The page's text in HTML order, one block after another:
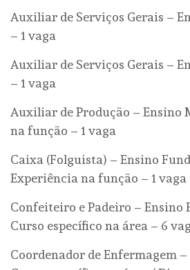
Auxiliar de Serviços Gerais –
– 1 vaga
Auxiliar de Serviços Gerais –
– 1 vaga
Auxiliar de Produção – Ensino
na função – 1 vaga
Caixa (Folguista) – Ensino
Experiência na função – 1 vaga
Confeiteiro e Padeiro – Ensino
Curso específico na área – 6
Coordenador de Enfermagem